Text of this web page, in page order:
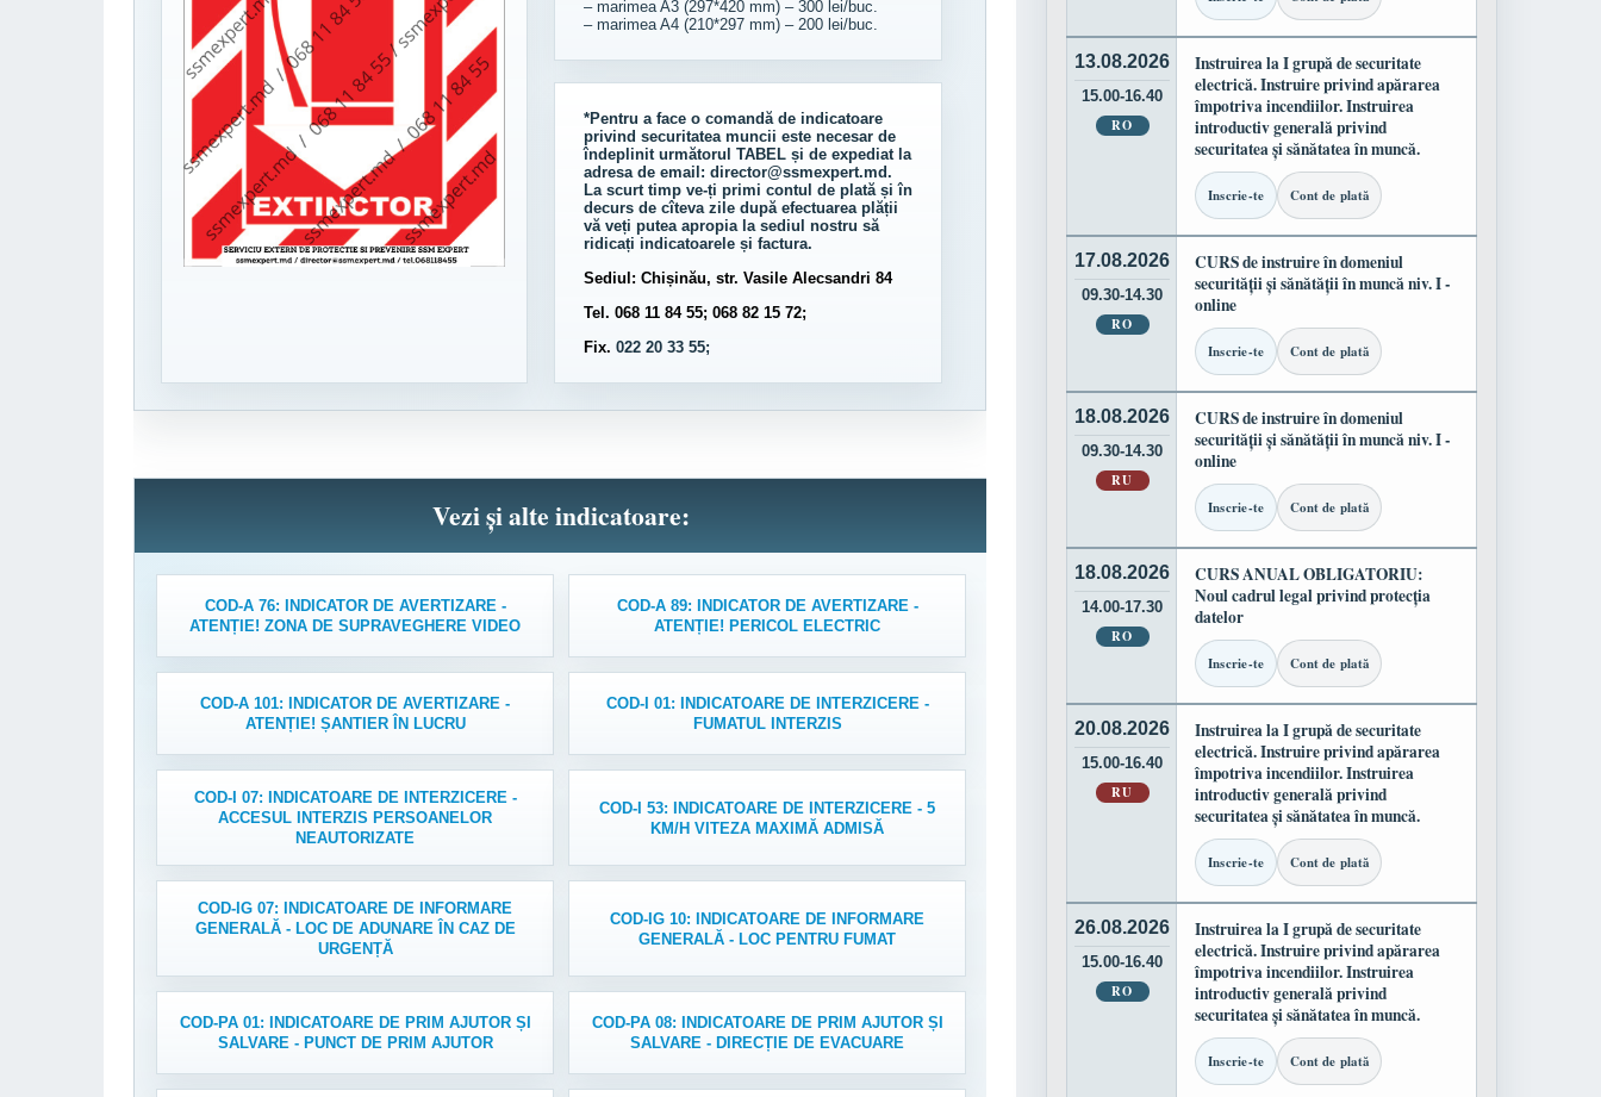
– marimea A3 (297*420 mm) – 300 lei/buc.
– marimea A4 (210*297 mm) – 200 lei/buc.
*Pentru a face o comandă de indicatoare
privind securitatea muncii este necesar de
îndeplinit următorul TABELși de expediat la
adresa de email: director@ssmexpert.md.
La scurt timp ve-ți primi contul de plată și în
decurs de cîteva zile după efectuarea plății
vă veți putea apropia la sediul nostru să
ridicați indicatoarele și factura.
Sediul: Chișinău, str. Vasile Alecsandri 84
Tel. 068 11 84 55; 068 82 15 72;
Fix. 022 20 33 55;
Vezi și alte indicatoare:
COD-A 76: INDICATOR DE AVERTIZARE -
ATENȚIE! ZONA DE SUPRAVEGHERE VIDEO
COD-A 89: INDICATOR DE AVERTIZARE -
ATENȚIE! PERICOL ELECTRIC
COD-A 101: INDICATOR DE AVERTIZARE -
ATENȚIE! ȘANTIER ÎN LUCRU
COD-I 01: INDICATOARE DE INTERZICERE -
FUMATUL INTERZIS
COD-I 07: INDICATOARE DE INTERZICERE -
ACCESUL INTERZIS PERSOANELOR
NEAUTORIZATE
COD-I 53: INDICATOARE DE INTERZICERE - 5
KM/H VITEZA MAXIMĂ ADMISĂ
COD-IG 07: INDICATOARE DE INFORMARE
GENERALĂ - LOC DE ADUNARE ÎN CAZ DE
URGENȚĂ
COD-IG 10: INDICATOARE DE INFORMARE
GENERALĂ - LOC PENTRU FUMAT
COD-PA 01: INDICATOARE DE PRIM AJUTOR ȘI
SALVARE - PUNCT DE PRIM AJUTOR
COD-PA 08: INDICATOARE DE PRIM AJUTOR ȘI
SALVARE - DIRECȚIE DE EVACUARE
13.08.2026
15.00-16.40
RO
Instruirea la I grupă de securitate
electrică. Instruire privind apărarea
împotriva incendiilor. Instruirea
introductiv generală privind
securitatea și sănătatea în muncă.
Inscrie-te Cont de plată
17.08.2026
09.30-14.30
RO
CURS de instruire în domeniul
securității și sănătății în muncă niv. I -
online
Inscrie-te Cont de plată
18.08.2026
09.30-14.30
RU
CURS de instruire în domeniul
securității și sănătății în muncă niv. I -
online
Inscrie-te Cont de plată
18.08.2026
14.00-17.30
RO
CURS ANUAL OBLIGATORIU:
Noul cadrul legal privind protecția
datelor
Inscrie-te Cont de plată
20.08.2026
15.00-16.40
RU
Instruirea la I grupă de securitate
electrică. Instruire privind apărarea
împotriva incendiilor. Instruirea
introductiv generală privind
securitatea și sănătatea în muncă.
Inscrie-te Cont de plată
26.08.2026
15.00-16.40
RO
Instruirea la I grupă de securitate
electrică. Instruire privind apărarea
împotriva incendiilor. Instruirea
introductiv generală privind
securitatea și sănătatea în muncă.
Inscrie-te Cont de plată